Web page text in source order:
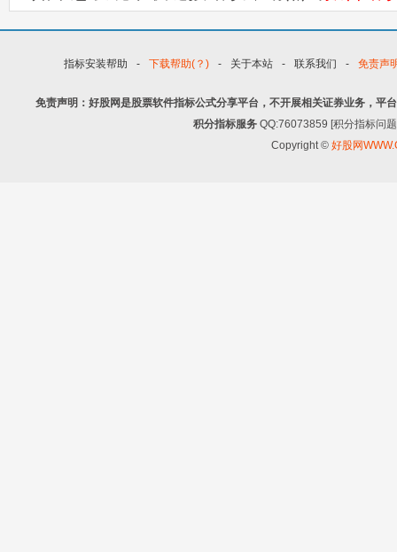
指标安装帮助 - 下载帮助(？) - 关于本站 - 联系我们 - 免责声
免责声明：好股网是股票软件指标公式分享平台，不开展相关证券业务，平
积分指标服务 QQ:76073859 [积分指标问
Copyright © 好股网